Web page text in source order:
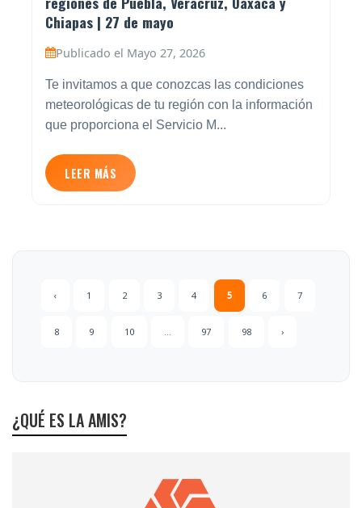
Chiapas | 27 de mayo
Publicado el Mayo 27, 2026
Te invitamos a que conozcas las condiciones
meteorológicas de tu región con la información
que proporciona el Servicio M...
LEER MÁS
‹ 1 2 3 4 5 6 7
8 9 10 ... 97 98 ›
¿QUÉ ES LA AMIS?